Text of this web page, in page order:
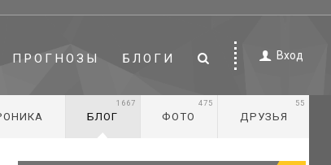
ПРОГНОЗЫ БЛОГИ Вход
БЛОГ
1667
ФОТО
475
ДРУЗЬЯ
55